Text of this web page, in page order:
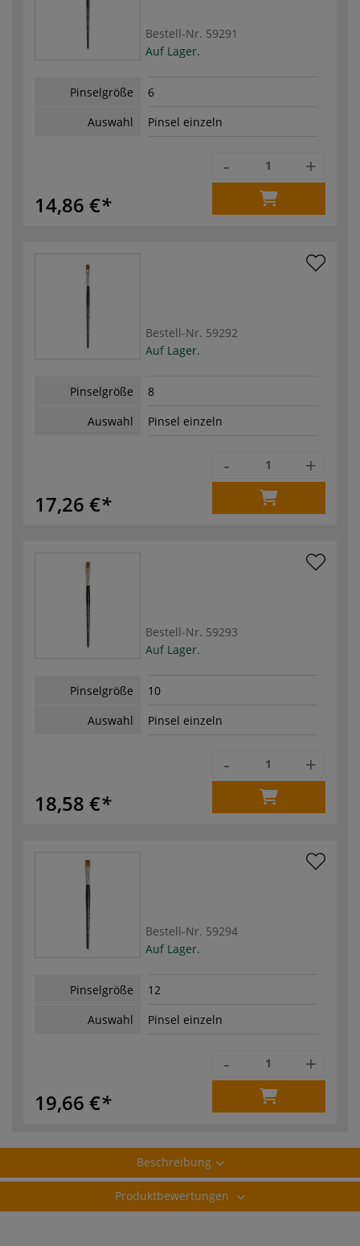
Bestell-Nr. 59291
Auf Lager.
Pinselgröße
6
Auswahl
Pinsel einzeln
14,86 €
- +
Bestell-Nr. 59292
Auf Lager.
Pinselgröße
8
Auswahl
Pinsel einzeln
17,26 €
- +
Bestell-Nr. 59293
Auf Lager.
Pinselgröße
10
Auswahl
Pinsel einzeln
18,58 €
- +
Bestell-Nr. 59294
Auf Lager.
Pinselgröße
12
Auswahl
Pinsel einzeln
19,66 €
- +
Beschreibung
Produktbewertungen